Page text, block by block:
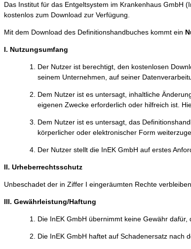
Das Institut für das Entgeltsystem im Krankenhaus GmbH
kostenlos zum Download zur Verfügung.
Mit dem Download des Definitionshandbuches kommt ein
I. Nutzungsumfang
Der Nutzer ist berechtigt, den kostenlosen
seinem Unternehmen, auf seiner
Dem Nutzer ist es untersagt, inhaltliche
eigenen Zwecke erforderlich oder hilfreich ist.
Dem Nutzer ist es untersagt, das
körperlicher oder elektronischer Form
Der Nutzer stellt die InEK GmbH auf erstes
II. Urheberrechtsschutz
Unbeschadet der in Ziffer I eingeräumten Rechte
III. Gewährleistung/Haftung
Die InEK GmbH übernimmt keine Gewähr
Die InEK GmbH haftet auf Schadenersatz nach